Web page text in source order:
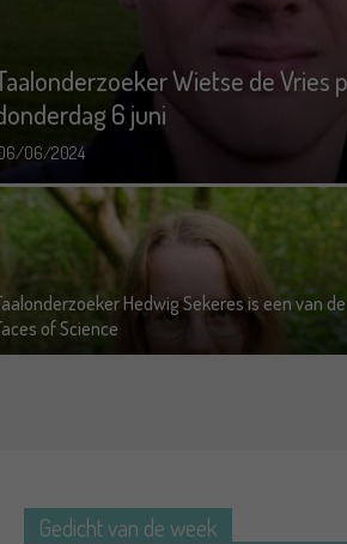
Wietse de Vries
6 juni
06/2024
Hedwig Sekeres is een van de
of Science
Gedicht van de week